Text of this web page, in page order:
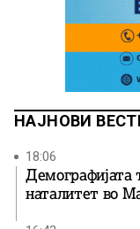
НАЈНОВИ
18:06
Демографијата
наталитет во